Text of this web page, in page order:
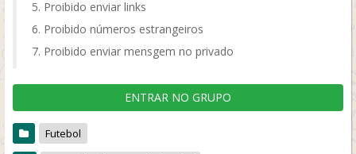
Proibido enviar links
Proibido números estrangeiros
Proibido enviar mensgem no privado
ENTRAR NO GRUPO
Futebol